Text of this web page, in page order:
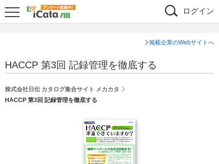
ログイン
掲載企業のWebサイトへ
HACCP 第3回 記録管理を徹底する
株式会社日伝 カタログ集合サイト メカカタ
HACCP 第3回 記録管理を徹底する